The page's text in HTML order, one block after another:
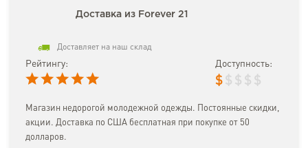
Доставка из Forever 21
Доставляет на наш склад
Рейтингу: Доступность:
$ $ $ $ $
Магазин недорогой молодежной одежды. Постоянные скидки,
акции. Доставка по США бесплатная при покупке от 50
долларов.